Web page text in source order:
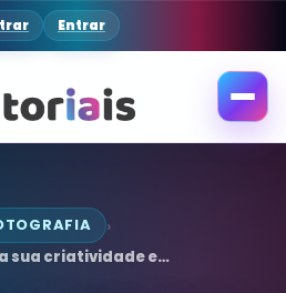
Entrar
Abrir
›
sua criatividade e…